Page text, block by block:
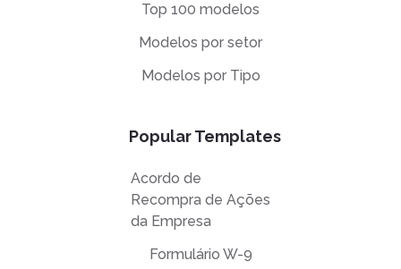
Top 100 modelos
Modelos por setor
Modelos por Tipo
Popular Templates
Acordo de
Recompra de Ações
da Empresa
Formulário W-9